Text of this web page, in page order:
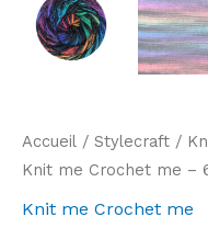
Accueil / Stylecraft /
Knit me Crochet me –
Knit me Crochet me